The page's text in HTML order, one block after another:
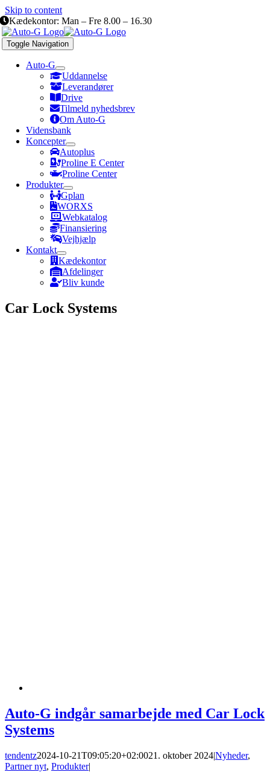
Skip to content
Kædekontor: Man – Fre 8.00 – 16.30
Toggle Navigation
Auto-G
Uddannelse
Leverandører
Drive
Tilmeld nyhedsbrev
Om Auto-G
Vidensbank
Koncepter
Autoplus
Proline E Center
Proline Center
Produkter
Gplan
WORXS
Webkatalog
Finansiering
Vejhjælp
Kontakt
Kædekontor
Afdelinger
Bliv kunde
Car Lock Systems
Auto-G indgår samarbejde med Car Lock
Systems
tendentz2024-10-21T09:05:20+02:0021. oktober 2024|Nyheder,
Partner nyt, Produkter|